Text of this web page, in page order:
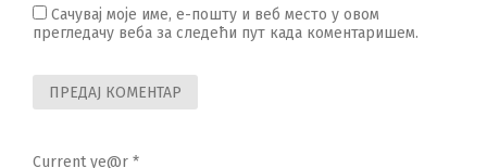
Сачувај моје име, е-пошту и веб место у овом
прегледачу веба за следећи пут када коментаришем.
Current ye@r *